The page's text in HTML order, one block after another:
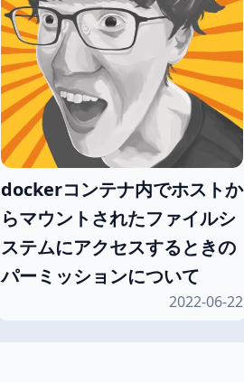
dockerコンテナ内でホストか
らマウントされたファイルシ
ステムにアクセスするときの
パーミッションについて
2022-06-22